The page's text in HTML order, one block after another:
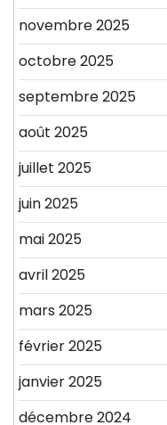
novembre 2025
octobre 2025
septembre 2025
août 2025
juillet 2025
juin 2025
mai 2025
avril 2025
mars 2025
février 2025
janvier 2025
décembre 2024